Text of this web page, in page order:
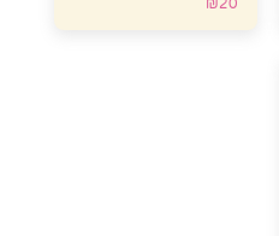
ذلك.يأتي الملف بالألوان فقط بعد